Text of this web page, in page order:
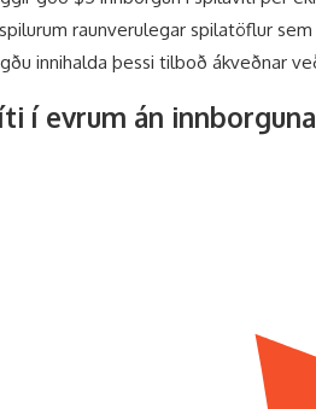
raunverulegar spilatöflur
innihalda þessi tilboð ákveðnar
í evrum án